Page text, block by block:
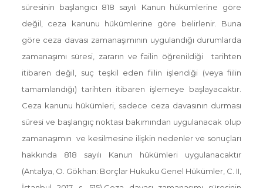
süresinin başlangıcı 818 sayılı Kanun hükümlerine göre
değil, ceza kanunu hükümlerine göre belirlenir. Buna
göre ceza davası zamanaşımının uygulandığı durumlarda
zamanaşımı süresi, zararın ve failin öğrenildiği tarihten
itibaren değil, suç teşkil eden fiilin işlendiği (veya fiilin
tamamlandığı) tarihten itibaren işlemeye başlayacaktır.
Ceza kanunu hükümleri, sadece ceza davasının durması
süresi ve başlangıç noktası bakımından uygulanacak olup
zamanaşımın ve kesilmesine ilişkin nedenler ve sonuçları
hakkında 818 sayılı Kanun hükümleri uygulanacaktır
(Antalya, O. Gökhan: Borçlar Hukuku Genel Hükümler, C. II,